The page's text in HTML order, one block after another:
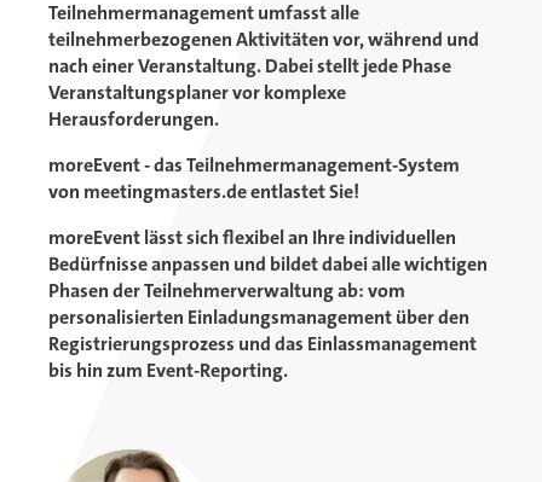
Teilnehmermanagement umfasst alle
teilnehmerbezogenen Aktivitäten vor, während und
nach einer Veranstaltung. Dabei stellt jede Phase
Veranstaltungsplaner vor komplexe
Herausforderungen.
moreEvent - das Teilnehmermanagement-System
von meetingmasters.de entlastet Sie!
moreEvent lässt sich flexibel an Ihre individuellen
Bedürfnisse anpassen und bildet dabei alle wichtigen
Phasen der Teilnehmerverwaltung ab: vom
personalisierten Einladungsmanagement über den
Registrierungsprozess und das Einlassmanagement
bis hin zum Event-Reporting.